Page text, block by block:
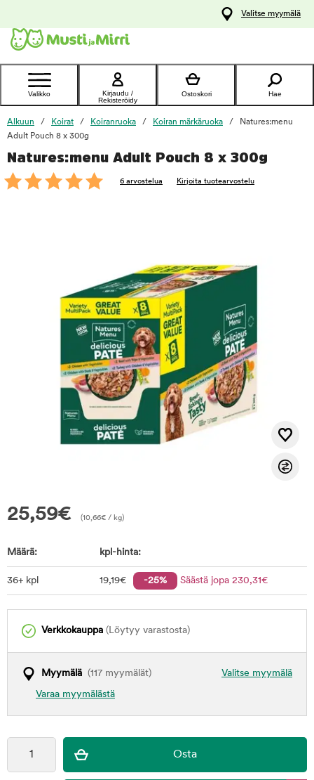
Ota yhteyttä
asiakaspalveluun
Valitse myymälä
Valikko
Kirjaudu /
Rekisteröidy
Ostoskori Hae
Alkuun Koirat Koiranruoka Koiran märkäruoka
Natures:menu
Adult Pouch 8 x 300g
Natures:menu Adult Pouch 8 x 300g
6 arvostelua Kirjoita tuotearvostelu
25,59€ (10,66€ / kg)
Määrä: kpl-hinta:
36+ kpl 19,19€ -25% Säästä jopa 230,31€
Verkkokauppa (Löytyy varastosta)
Valitse myymälä
Myymälä (117 myymälät)
Varaa myymälästä
foo